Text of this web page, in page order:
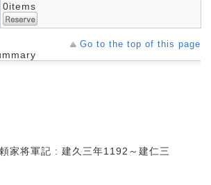
0items
Go to the top of this page
家将軍記 : 建久三年1192～建仁三